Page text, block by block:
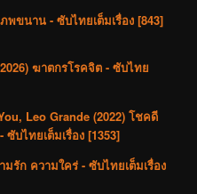
พขนาน - ซับไทยเต็มเรื่อง [843]
ฆาตกรโรคจิต - ซับไทย
Leo Grande (2022) โชคดี
บไทยเต็มเรื่อง [1353]
มรัก ความใคร่ - ซับไทยเต็มเรื่อง